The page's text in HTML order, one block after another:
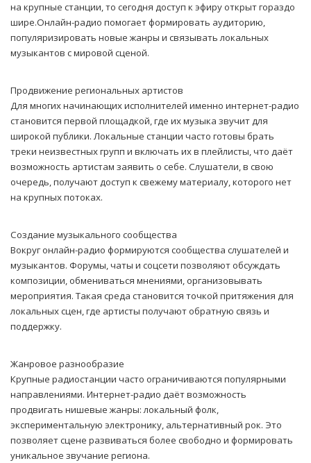
на крупные станции, то сегодня доступ к эфиру открыт гораздо
шире.Онлайн-радио помогает формировать аудиторию,
популяризировать новые жанры и связывать локальных
музыкантов с мировой сценой.
Продвижение региональных артистов
Для многих начинающих исполнителей именно интернет-радио
становится первой площадкой, где их музыка звучит для
широкой публики. Локальные станции часто готовы брать
треки неизвестных групп и включать их в плейлисты, что даёт
возможность артистам заявить о себе. Слушатели, в свою
очередь, получают доступ к свежему материалу, которого нет
на крупных потоках.
Создание музыкального сообщества
Вокруг онлайн-радио формируются сообщества слушателей и
музыкантов. Форумы, чаты и соцсети позволяют обсуждать
композиции, обмениваться мнениями, организовывать
мероприятия. Такая среда становится точкой притяжения для
локальных сцен, где артисты получают обратную связь и
поддержку.
Жанровое разнообразие
Крупные радиостанции часто ограничиваются популярными
направлениями. Интернет-радио даёт возможность
продвигать нишевые жанры: локальный фолк,
экспериментальную электронику, альтернативный рок. Это
позволяет сцене развиваться более свободно и формировать
уникальное звучание региона.